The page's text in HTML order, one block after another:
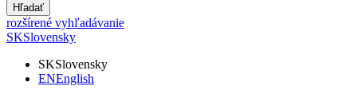
Hľadať
rozšírené vyhľadávanie
SKSlovensky
SKSlovensky
ENEnglish